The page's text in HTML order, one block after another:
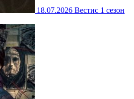
18.07.2026 Вестис 1 сезон